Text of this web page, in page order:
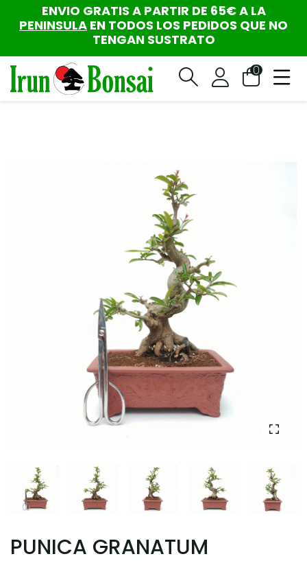
ENVIO GRATIS A PARTIR DE 65€ A LA
PENINSULA EN TODOS LOS PEDIDOS QUE NO
TENGAN SUSTRATO
0
PUNICA GRANATUM